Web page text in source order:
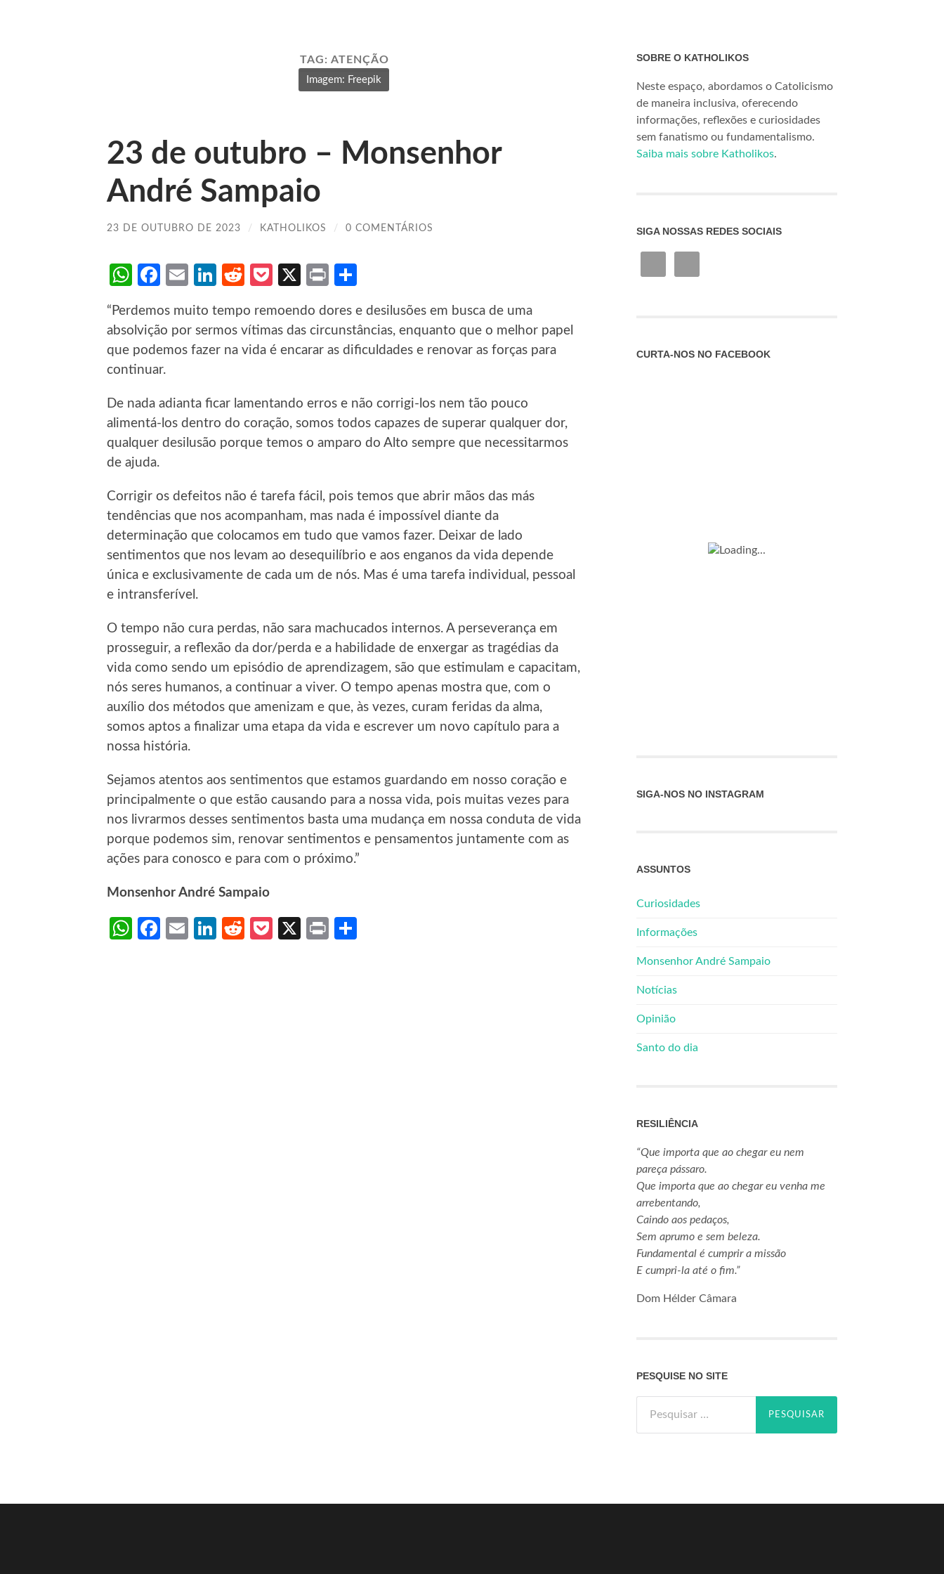
TAG: ATENÇÃO
Imagem: Freepik
23 de outubro – Monsenhor
André Sampaio
23 DE OUTUBRO DE 2023 / KATHOLIKOS / 0 COMENTÁRIOS
WhatsApp
Facebook
EmailLinkedIn
RedditPocket
X Print
“Perdemos muito tempo remoendo dores e desilusões em busca de uma
absolvição por sermos vítimas das circunstâncias, enquanto que o melhor papel
que podemos fazer na vida é encarar as dificuldades e renovar as forças para
continuar.
De nada adianta ficar lamentando erros e não corrigi-los nem tão pouco
alimentá-los dentro do coração, somos todos capazes de superar qualquer dor,
qualquer desilusão porque temos o amparo do Alto sempre que necessitarmos
de ajuda.
Corrigir os defeitos não é tarefa fácil, pois temos que abrir mãos das más
tendências que nos acompanham, mas nada é impossível diante da
determinação que colocamos em tudo que vamos fazer. Deixar de lado
sentimentos que nos levam ao desequilíbrio e aos enganos da vida depende
única e exclusivamente de cada um de nós. Mas é uma tarefa individual, pessoal
e intransferível.
O tempo não cura perdas, não sara machucados internos. A perseverança em
prosseguir, a reflexão da dor/perda e a habilidade de enxergar as tragédias da
vida como sendo um episódio de aprendizagem, são que estimulam e capacitam,
nós seres humanos, a continuar a viver. O tempo apenas mostra que, com o
auxílio dos métodos que amenizam e que, às vezes, curam feridas da alma,
somos aptos a finalizar uma etapa da vida e escrever um novo capítulo para a
nossa história.
Sejamos atentos aos sentimentos que estamos guardando em nosso coração e
principalmente o que estão causando para a nossa vida, pois muitas vezes para
nos livrarmos desses sentimentos basta uma mudança em nossa conduta de vida
porque podemos sim, renovar sentimentos e pensamentos juntamente com as
ações para conosco e para com o próximo.”
Monsenhor André Sampaio
WhatsApp
Facebook
EmailLinkedIn
RedditPocket
X Print
SOBRE O KATHOLIKOS
Neste espaço, abordamos o Catolicismo
de maneira inclusiva, oferecendo
informações, reflexões e curiosidades
sem fanatismo ou fundamentalismo.
Saiba mais sobre Katholikos.
SIGA NOSSAS REDES SOCIAIS
CURTA-NOS NO FACEBOOK
SIGA-NOS NO INSTAGRAM
ASSUNTOS
Curiosidades
Informações
Monsenhor André Sampaio
Notícias
Opinião
Santo do dia
RESILIÊNCIA
“Que importa que ao chegar eu nem
pareça pássaro.
Que importa que ao chegar eu venha me
arrebentando,
Caindo aos pedaços,
Sem aprumo e sem beleza.
Fundamental é cumprir a missão
E cumpri-la até o fim.”
Dom Hélder Câmara
PESQUISE NO SITE
por: